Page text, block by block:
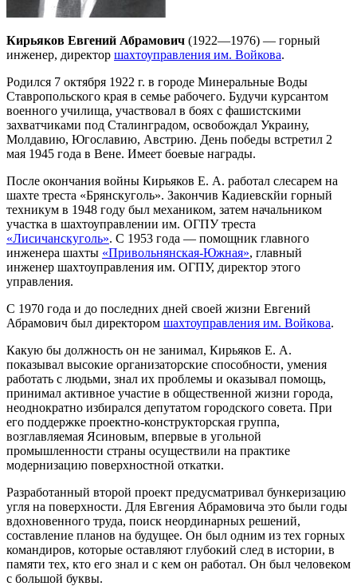
Кирьяков Евгений Абрамович (1922—1976) — горный
инженер, директор шахтоуправления им. Войкова.
Родился 7 октября 1922 г. в городе Минеральные Воды
Ставропольского края в семье рабочего. Будучи курсантом
военного училища, участвовал в боях с фашистскими
захватчиками под Сталинградом, освобождал Украину,
Молдавию, Югославию, Австрию. День победы встретил 2
мая 1945 года в Вене. Имеет боевые награды.
После окончания войны Кирьяков Е. А. работал слесарем на
шахте треста «Брянскуголь». Закончив Кадиевскйи горный
техникум в 1948 году был механиком, затем начальником
участка в шахтоуправлении им. ОГПУ треста
«Лисичанскуголь». С 1953 года — помощник главного
инженера шахты «Привольнянская-Южная», главный
инженер шахтоуправления им. ОГПУ, директор этого
управления.
С 1970 года и до последних дней своей жизни Евгений
Абрамович был директором шахтоуправления им. Войкова.
Какую бы должность он не занимал, Кирьяков Е. А.
показывал высокие организаторские способности, умения
работать с людьми, знал их проблемы и оказывал помощь,
принимал активное участие в общественной жизни города,
неоднократно избирался депутатом городского совета. При
его поддержке проектно-конструкторская группа,
возглавляемая Ясиновым, впервые в угольной
промышленности страны осуществили на практике
модернизацию поверхностной откатки.
Разработанный второй проект предусматривал бункеризацию
угля на поверхности. Для Евгения Абрамовича это были годы
вдохновенного труда, поиск неординарных решений,
составление планов на будущее. Он был одним из тех горных
командиров, которые оставляют глубокий след в истории, в
памяти тех, кто его знал и с кем он работал. Он был человеком
с большой буквы.